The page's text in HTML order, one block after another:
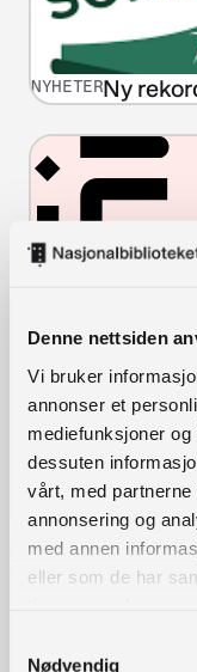
Denne nettsiden
Vi bruker
annonser et
mediefunksjoner
dessuten
vårt, med partnerne
annonsering og
med annen
eller som de har
Nødvendig
NYHETERNy
NYHETER Det
bibliotek
viktig